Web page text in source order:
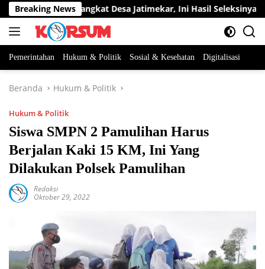
Langsung
ke
konten
Breaking News
Jabatan Perangkat Desa Jatimekar, Ini Hasil Seleksinya
Pemerintahan Hukum & Politik Sosial & Kesehatan Digitalisasi
Beranda Hukum & Politik
Hukum & Politik
Siswa SMPN 2 Pamulihan Harus
Berjalan Kaki 15 KM, Ini Yang
Dilakukan Polsek Pamulihan
Redaksi
Oktober 29, 2022